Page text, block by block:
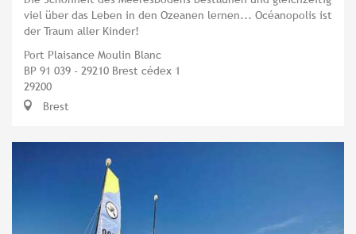
viel über das Leben in den Ozeanen lernen... Océanopolis ist
der Traum aller Kinder!
Port Plaisance Moulin Blanc
BP 91 039 - 29210 Brest cédex 1
29200
Brest